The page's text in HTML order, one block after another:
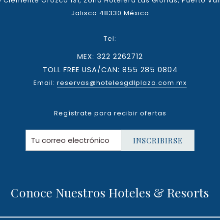
Jalisco 48330 México
Tel:
MEX: 322 2262712
TOLL FREE USA/CAN: 855 285 0804
Email: reservas@hotelesgdlplaza.com.mx
Regístrate para recibir ofertas
INSCRIBIRSE
Conoce Nuestros Hoteles & Resorts